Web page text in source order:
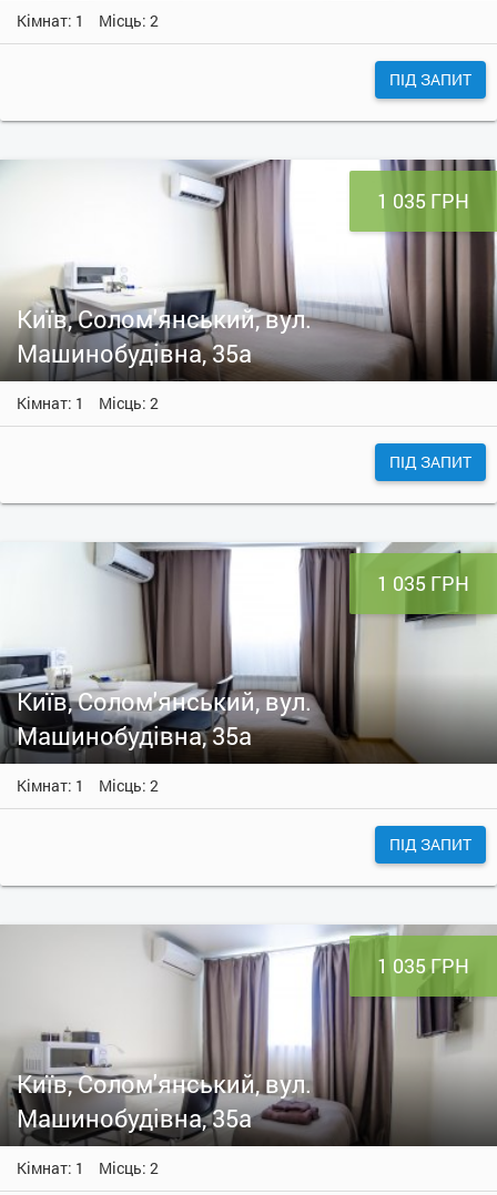
Кімнат: 1 Місць: 2
ПІД ЗАПИТ
1 035 ГРН
Київ, Солом'янський, вул.
Машинобудівна, 35а
Кімнат: 1 Місць: 2
ПІД ЗАПИТ
1 035 ГРН
Київ, Солом'янський, вул.
Машинобудівна, 35а
Кімнат: 1 Місць: 2
ПІД ЗАПИТ
1 035 ГРН
Київ, Солом'янський, вул.
Машинобудівна, 35а
Кімнат: 1 Місць: 2